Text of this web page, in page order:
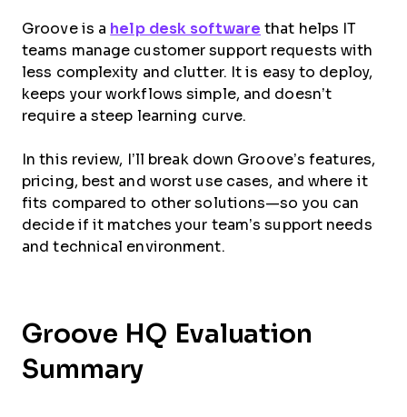
Groove is a help desk software that helps IT
teams manage customer support requests with
less complexity and clutter. It is easy to deploy,
keeps your workflows simple, and doesn’t
require a steep learning curve.
In this review, I’ll break down Groove’s features,
pricing, best and worst use cases, and where it
fits compared to other solutions—so you can
decide if it matches your team’s support needs
and technical environment.
Groove HQ Evaluation
Summary